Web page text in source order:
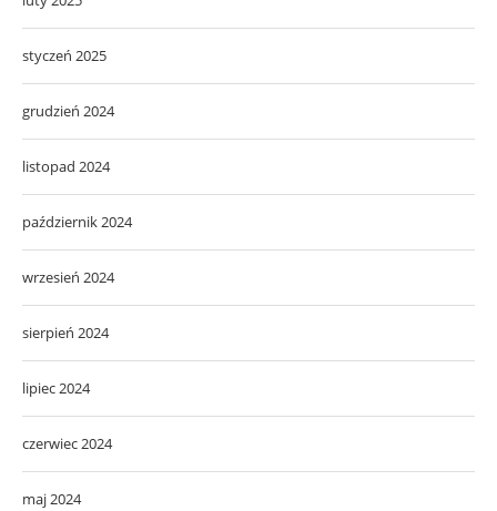
styczeń 2025
grudzień 2024
listopad 2024
październik 2024
wrzesień 2024
sierpień 2024
lipiec 2024
czerwiec 2024
maj 2024